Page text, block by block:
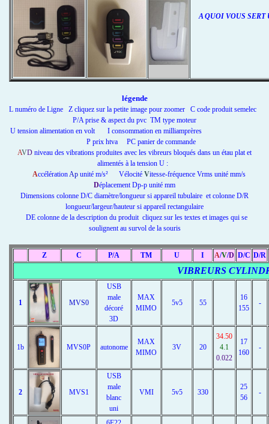
A QUOI VOUS SERT
légende
L numéro de Ligne Z cliquez sur la petite image pour zoomer C code produit semelec
P/A prise & aspect du pvc TM type moteur
U tension alimentation en volt I consommation en milliamprères
P prix htva PC panier de commande
AVD niveau des vibrations produites avec les vibreurs bloqués dans un étau plat et
alimentés à la tension U :
AccélérationAp unité m/s² Vélocité Vitesse-fréquence Vrms unité mm/s
Déplacement Dp-p unité mm
Dimensions colonne D/C diamètre/longueur si appareil tubulaire et colonne D/R
longueur/largeur/hauteur si appareil rectangulaire
DE colonne de la description du produit cliquez sur les textes et images qui se
soulignent au survol de la souris
Z C P/A TM U I A/V/D D/C D/R
VIBREURS
1 MVS0
USB
male
décoré
3D
MAX
MIMO
5v5 55
16
155
-
1b MVS0P autonome
MAX
MIMO
3V 20
34.50
4.1
0.022
17
160
-
2 MVS1
USB
male
blanc
uni
VMI 5v5 330
25
56
-